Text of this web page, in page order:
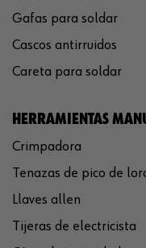
Gafas para soldar
Cascos antirruidos
Careta para soldar
HERRAMIENTAS
Crimpadora
Tenazas de pico de
Llaves allen
Tijeras de electricista